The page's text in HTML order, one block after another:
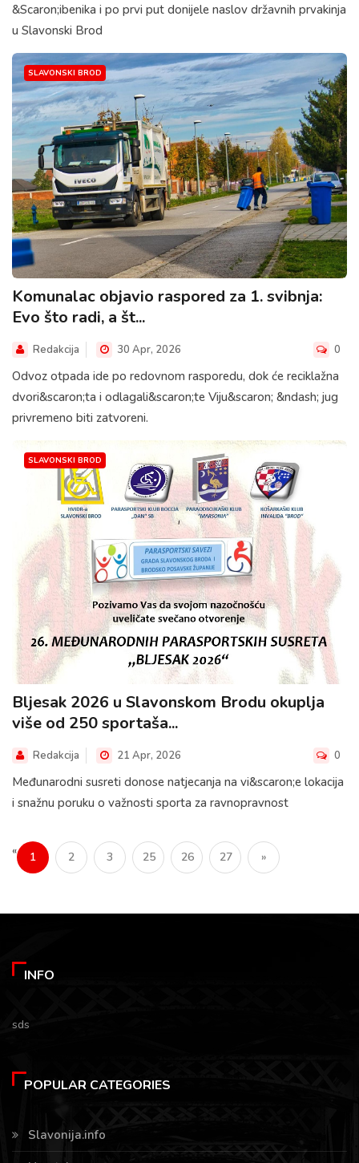
&Scaron;ibenika i po prvi put donijele naslov državnih prvakinja
u Slavonski Brod
SLAVONSKI BROD
Komunalac objavio raspored za 1. svibnja:
Evo što radi, a št...
Redakcija 30 Apr, 2026 0
Odvoz otpada ide po redovnom rasporedu, dok će reciklažna
dvori&scaron;ta i odlagali&scaron;te Viju&scaron; &ndash; jug
privremeno biti zatvoreni.
SLAVONSKI BROD
Bljesak 2026 u Slavonskom Brodu okuplja
više od 250 sportaša...
Redakcija 21 Apr, 2026 0
Međunarodni susreti donose natjecanja na vi&scaron;e lokacija
i snažnu poruku o važnosti sporta za ravnopravnost
« 1 2 3 25 26 27 »
INFO
sds
POPULAR CATEGORIES
Slavonija.info